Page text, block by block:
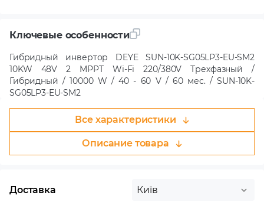
Ключевые особенности
Гибридный инвертор DEYE SUN-10K-SG05LP3-EU-SM2
10KW 48V 2 MPPT Wi-Fi 220/380V Трехфазный /
Гибридный / 10000 W / 40 - 60 V / 60 мес. / SUN-10K-
SG05LP3-EU-SM2
Все характеристики
Описание товара
Доставка Київ